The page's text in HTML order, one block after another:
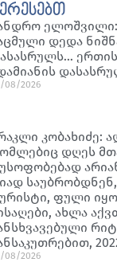
ელოშვილი:
დედა
08/2026
კობახიძე:
დღეს
ფული
ახლა
08/2026